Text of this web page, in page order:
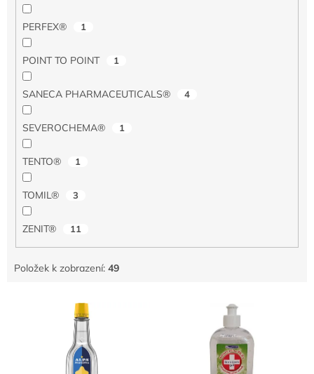
PERFEX® 1
POINT TO POINT 1
SANECA PHARMACEUTICALS® 4
SEVEROCHEMA® 1
TENTO® 1
TOMIL® 3
ZENIT® 11
Položek k zobrazení: 49